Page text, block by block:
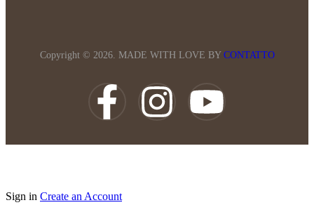
Copyright © 2026. MADE WITH LOVE BY CONTATTO
Sign in Create an Account